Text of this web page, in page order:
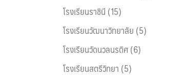
โรงเรียนราชินี (15)
โรงเรียนวัฒนาวิทยาลัย (5)
โรงเรียนวัดนวลนรดิศ (6)
โรงเรียนสตรีวิทยา (5)